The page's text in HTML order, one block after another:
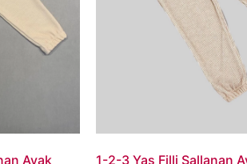
Ayak
1-2-3 Yaş Filli Sallanan